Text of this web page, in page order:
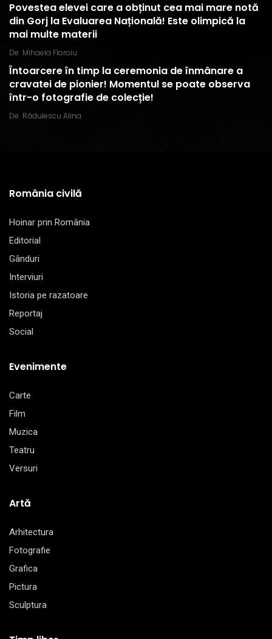
Povestea elevei care a obținut cea mai mare notă
din Gorj la Evaluarea Națională! Este olimpică la
mai multe materii
De Mihaela Floroiu
Întoarcere în timp la ceremonia de înmânare a
cravatei de pionier! Momentul se poate observa
într-o fotografie de colecție!
De Rădulescu Alina
România civilă
Hoinar prin România
Editorial
Gânduri
Interviuri
Istoria pe razatoare
Reportaj
Social
Evenimente
Carte
Film
Muzica
Teatru
Versuri
Artă
Arhitectura
Fotografie
Grafica
Pictura
Sculptura